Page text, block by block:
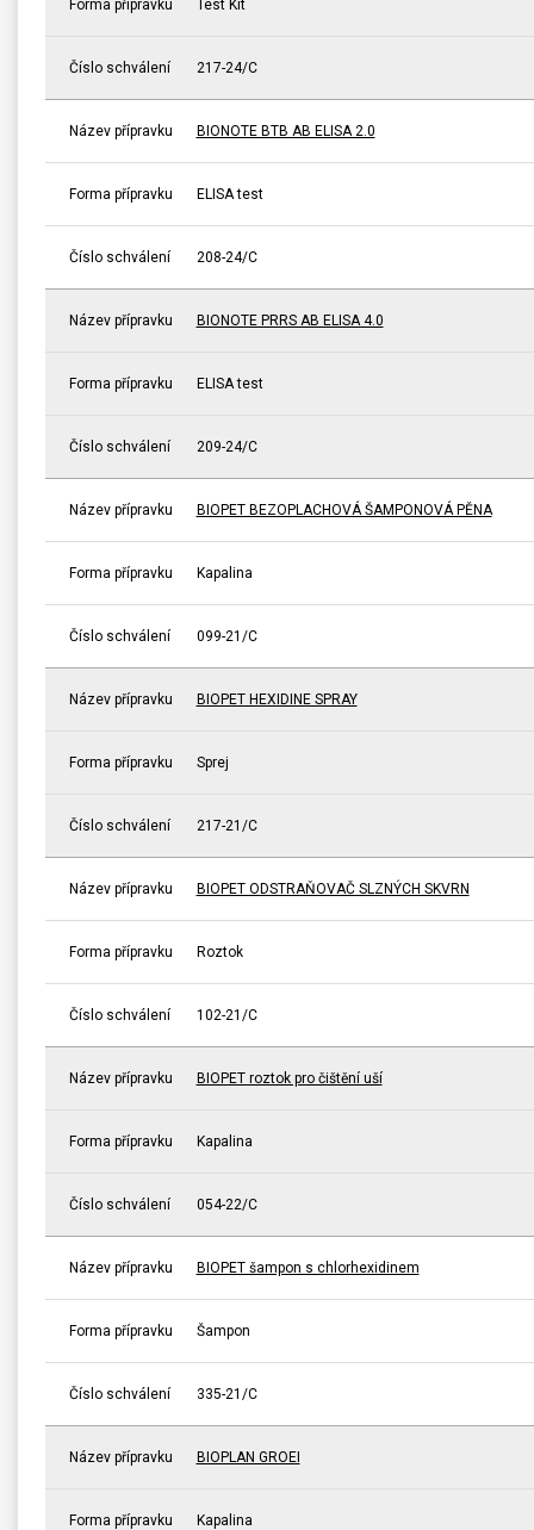
Forma přípravku Test Kit
Číslo schválení 217-24/C
Název přípravku BIONOTE BTB AB ELISA 2.0
Forma přípravku ELISA test
Číslo schválení 208-24/C
Název přípravku BIONOTE PRRS AB ELISA 4.0
Forma přípravku ELISA test
Číslo schválení 209-24/C
Název přípravku BIOPET BEZOPLACHOVÁ ŠAMPONOVÁ PĚNA
Forma přípravku Kapalina
Číslo schválení 099-21/C
Název přípravku BIOPET HEXIDINE SPRAY
Forma přípravku Sprej
Číslo schválení 217-21/C
Název přípravku BIOPET ODSTRAŇOVAČ SLZNÝCH SKVRN
Forma přípravku Roztok
Číslo schválení 102-21/C
Název přípravku BIOPET roztok pro čištění uší
Forma přípravku Kapalina
Číslo schválení 054-22/C
Název přípravku BIOPET šampon s chlorhexidinem
Forma přípravku Šampon
Číslo schválení 335-21/C
Název přípravku BIOPLAN GROEI
Forma přípravku Kapalina